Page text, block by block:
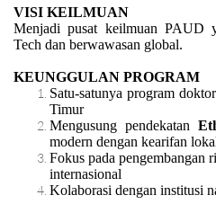
VISI KEILMUAN
Menjadi pusat keilmuan PAUD
Tech dan berwawasan global.
KEUNGGULAN PROGRAM
Satu-satunya program
Timur
Mengusung pendekatan
modern dengan kearifan
Fokus pada pengembangan
internasional
Kolaborasi dengan institusi